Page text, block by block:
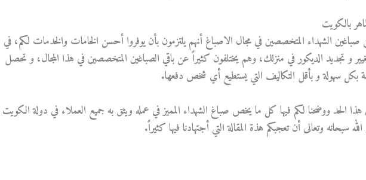
بالكويت
الشهداء المتخصصين في مجال الاصباغ أنهم يلتزمون بأن يوفروا أحسن الخامات والخدمات لكم، في
و تجديد الديكور في منزلك، وهم يختلفون كثيراً عن باقي الصباغين المتخصصين في هذا المجال، و تحصل
سهولة و بأقل التكاليف التي يستطيع أي شخص دفعها.
هذا الحد ووضحنا لكم فيها كل ما يخص صباغ الشهداء المميز في عمله ويثق به جميع العملاء في دولة الكويت
الله سبحانه وتعالى أن تعجبكم هذة المقالة التي أجتهادنا فيها كثيراً.